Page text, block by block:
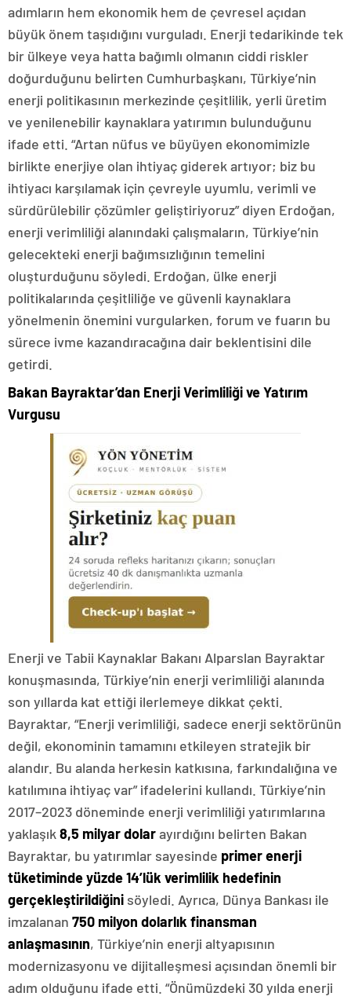
adımların hem ekonomik hem de çevresel açıdan
büyük önem taşıdığını vurguladı. Enerji tedarikinde tek
bir ülkeye veya hatta bağımlı olmanın ciddi riskler
doğurduğunu belirten Cumhurbaşkanı, Türkiye’nin
enerji politikasının merkezinde çeşitlilik, yerli üretim
ve yenilenebilir kaynaklara yatırımın bulunduğunu
ifade etti. “Artan nüfus ve büyüyen ekonomimizle
birlikte enerjiye olan ihtiyaç giderek artıyor; biz bu
ihtiyacı karşılamak için çevreyle uyumlu, verimli ve
sürdürülebilir çözümler geliştiriyoruz” diyen Erdoğan,
enerji verimliliği alanındaki çalışmaların, Türkiye’nin
gelecekteki enerji bağımsızlığının temelini
oluşturduğunu söyledi. Erdoğan, ülke enerji
politikalarında çeşitliliğe ve güvenli kaynaklara
yönelmenin önemini vurgularken, forum ve fuarın bu
sürece ivme kazandıracağına dair beklentisini dile
getirdi.
Bakan Bayraktar’dan Enerji Verimliliği ve Yatırım
Vurgusu
Enerji ve Tabii Kaynaklar Bakanı Alparslan Bayraktar
konuşmasında, Türkiye’nin enerji verimliliği alanında
son yıllarda kat ettiği ilerlemeye dikkat çekti.
Bayraktar, “Enerji verimliliği, sadece enerji sektörünün
değil, ekonominin tamamını etkileyen stratejik bir
alandır. Bu alanda herkesin katkısına, farkındalığına ve
katılımına ihtiyaç var” ifadelerini kullandı. Türkiye’nin
2017–2023 döneminde enerji verimliliği yatırımlarına
yaklaşık 8,5 milyar dolarayırdığını belirten Bakan
Bayraktar, bu yatırımlar sayesinde primer enerji
tüketiminde yüzde 14’lük verimlilik hedefinin
gerçekleştirildiğini söyledi. Ayrıca, Dünya Bankası ile
imzalanan 750 milyon dolarlık finansman
anlaşmasının, Türkiye’nin enerji altyapısının
modernizasyonu ve dijitalleşmesi açısından önemli bir
adım olduğunu ifade etti. “Önümüzdeki 30 yılda enerji